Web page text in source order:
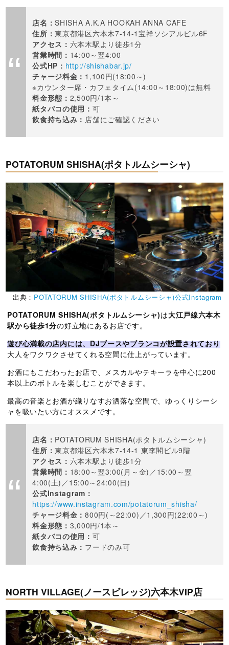
店名：SHISHA A.K.A HOOKAH ANNA CAFE
住所：東京都港区六本木7-14-1宝祥ソシアルビル6F
アクセス： 六本木駅より徒歩1分
営業時間： 14:00～翌4:00
公式HP： http://shishabar.jp/
チャージ料金： 1,100円(18:00～)
※カウンター席・カフェタイム(14:00～18:00)は無料
料金形態： 2,500円/1本～
紙タバコの使用： 可
飲食持ち込み： 店舗にご確認ください
POTATORUM SHISHA(ポタトルムシーシャ)
出典： POTATORUM SHISHA(ポタトルムシーシャ)公式Instagram
POTATORUM SHISHA(ポタトルムシーシャ)は大江戸線六本木
駅から徒歩1分の好立地にあるお店です。
遊び心満載の店内には、DJブースやブランコが設置されており
大人をワクワクさせてくれる空間に仕上がっています。
お酒にもこだわったお店で、メスカルやテキーラを中心に200
本以上のボトルを楽しむことができます。
最高の音楽とお酒が織りなすお洒落な空間で、ゆっくりシーシ
ャを吸いたい方にオススメです。
店名： POTATORUM SHISHA(ポタトルムシーシャ)
住所：東京都港区六本木7-14-1 東李閣ビル9階
アクセス： 六本木駅より徒歩1分
営業時間： 18:00～翌3:00(月～金)／15:00～翌
4:00(土)／15:00～24:00(日)
公式Instagram：
https://www.instagram.com/potatorum_shisha/
チャージ料金：800円(～22:00)／1,300円(22:00～)
料金形態： 3,000円/1本～
紙タバコの使用： 可
飲食持ち込み： フードのみ可
NORTH VILLAGE(ノースビレッジ)六本木VIP店